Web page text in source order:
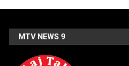
MTV NEWS 9